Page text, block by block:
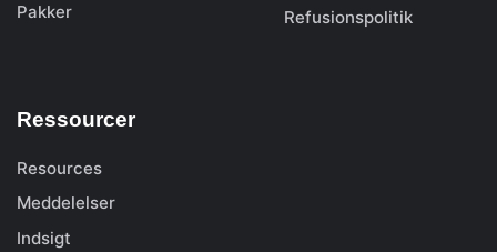
Pakker
Refusionspolitik
Ressourcer
Resources
Meddelelser
Indsigt